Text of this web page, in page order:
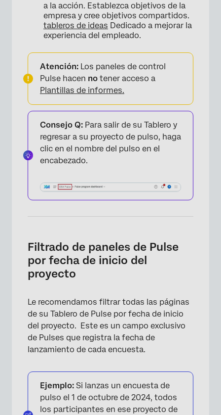
a la acción. Establezca objetivos de la
empresa y cree objetivos compartidos.
tableros de ideas Dedicado a mejorar la
experiencia del empleado.
Atención: Los paneles de control
Pulse hacen no tener acceso a
Plantillas de informes.
Consejo Q: Para salir de su Tablero y
regresar a su proyecto de pulso, haga
clic en el nombre del pulso en el
encabezado.
Filtrado de paneles de Pulse
por fecha de inicio del
proyecto
Le recomendamos filtrar todas las páginas
de su Tablero de Pulse por fecha de inicio
del proyecto. Este es un campo exclusivo
de Pulses que registra la fecha de
lanzamiento de cada encuesta.
Ejemplo: Si lanzas un encuesta de
pulso el 1 de octubre de 2024, todos
los participantes en ese proyecto de